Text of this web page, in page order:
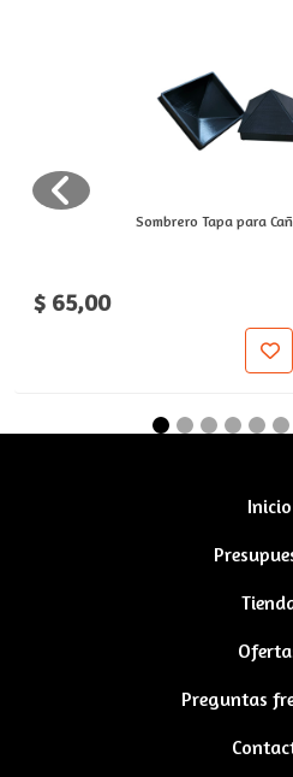
Sombrero Tapa para
$ 65,00
Inicio
Preguntas